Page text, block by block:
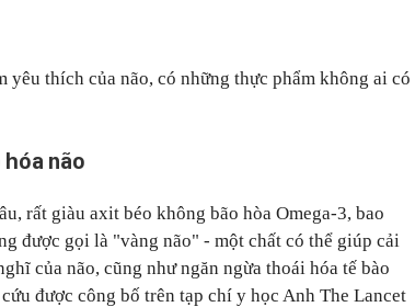
yêu thích của não, có những thực phẩm không ai có
hóa não
rất giàu axit béo không bão hòa Omega-3, bao
được gọi là "vàng não" - một chất có thể giúp cải
của não, cũng như ngăn ngừa thoái hóa tế bào
được công bố trên tạp chí y học Anh The Lancet